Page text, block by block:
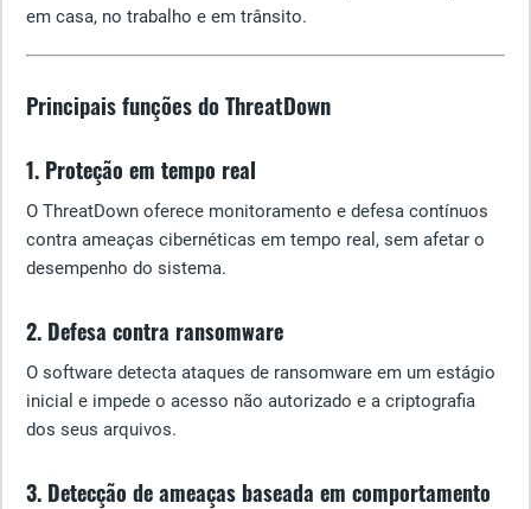
em casa, no trabalho e em trânsito.
Principais funções do ThreatDown
1. Proteção em tempo real
O ThreatDown oferece monitoramento e defesa contínuos
contra ameaças cibernéticas em tempo real, sem afetar o
desempenho do sistema.
2. Defesa contra ransomware
O software detecta ataques de ransomware em um estágio
inicial e impede o acesso não autorizado e a criptografia
dos seus arquivos.
3. Detecção de ameaças baseada em comportamento